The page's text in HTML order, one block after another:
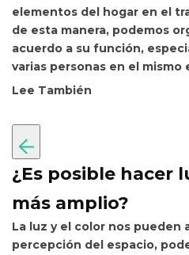
elementos del hogar en el
de esta manera, podemos
acuerdo a su función,
varias personas en el mismo
Lee También
¿Es posible hacer
más amplio?
La luz y el color nos pueden
percepción del espacio,